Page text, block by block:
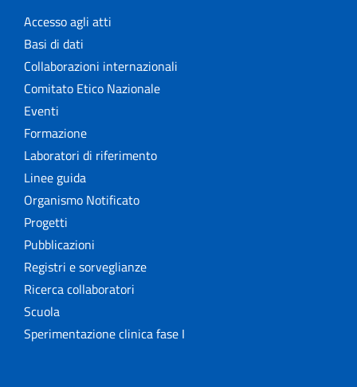
Accesso agli atti
Basi di dati
Collaborazioni internazionali
Comitato Etico Nazionale
Eventi
Formazione
Laboratori di riferimento
Linee guida
Organismo Notificato
Progetti
Pubblicazioni
Registri e sorveglianze
Ricerca collaboratori
Scuola
Sperimentazione clinica fase I